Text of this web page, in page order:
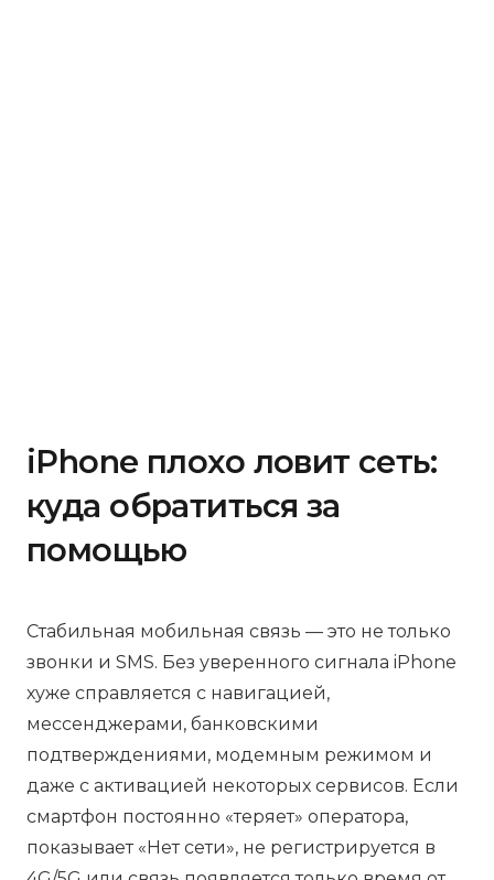
iPhone плохо ловит сеть:
куда обратиться за
помощью
Стабильная мобильная связь — это не только
звонки и SMS. Без уверенного сигнала iPhone
хуже справляется с навигацией,
мессенджерами, банковскими
подтверждениями, модемным режимом и
даже с активацией некоторых сервисов. Если
смартфон постоянно «теряет» оператора,
показывает «Нет сети», не регистрируется в